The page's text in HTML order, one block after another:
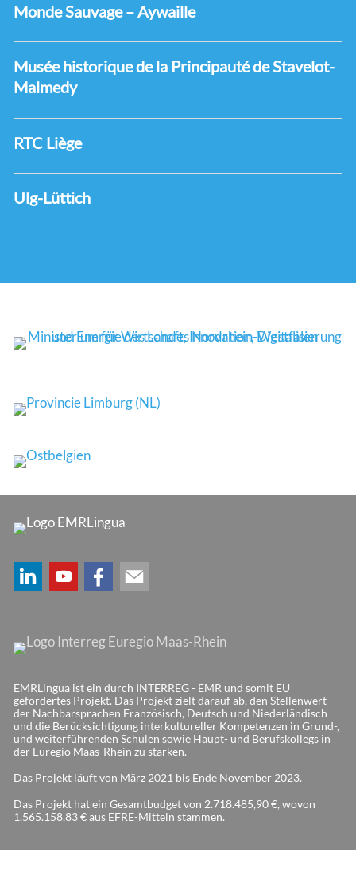
Monde Sauvage – Aywaille
Musée historique de la Principauté de Stavelot-
Malmedy
RTC Liège
Ulg-Lüttich
EMRLingua ist ein durch INTERREG - EMR und somit EU
gefördertes Projekt. Das Projekt zielt darauf ab, den Stellenwert
der Nachbarsprachen Französisch, Deutsch und Niederländisch
und die Berücksichtigung interkultureller Kompetenzen in Grund-,
und weiterführenden Schulen sowie Haupt- und Berufskollegs in
der Euregio Maas-Rhein zu stärken.
Das Projekt läuft von März 2021 bis Ende November 2023.
Das Projekt hat ein Gesamtbudget von 2.718.485,90 €, wovon
1.565.158,83 € aus EFRE-Mitteln stammen.